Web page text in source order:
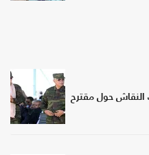
النقاش حول مقترح